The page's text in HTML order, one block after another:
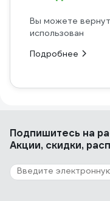
Вы можете
использован
Подробнее
Подпишитесь на
Акции, скидки,